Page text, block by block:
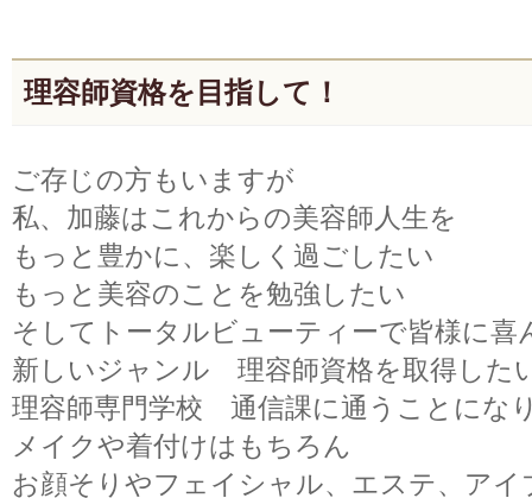
理容師資格を目指して！
ご存じの方もいますが
私、加藤はこれからの美容師人生を
もっと豊かに、楽しく過ごしたい
もっと美容のことを勉強したい
そしてトータルビューティーで皆様に喜
新しいジャンル 理容師資格を取得した
理容師専門学校 通信課に通うことにな
メイクや着付けはもちろん
お顔そりやフェイシャル、エステ、ア